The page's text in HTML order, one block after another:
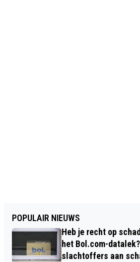
POPULAIR NIEUWS
Heb je recht op
het Bol.com-
slachtoffers aan